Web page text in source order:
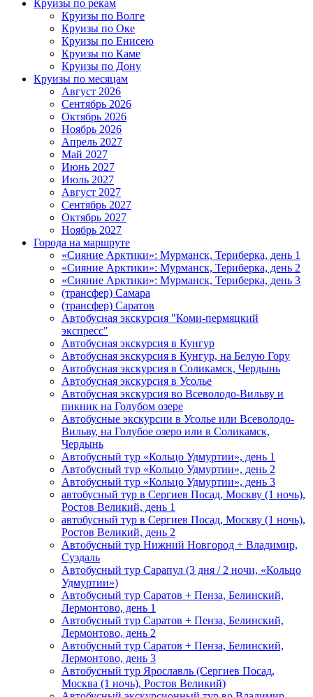
Круизы по рекам
Круизы по Волге
Круизы по Оке
Круизы по Енисею
Круизы по Каме
Круизы по Дону
Круизы по месяцам
Август 2026
Сентябрь 2026
Октябрь 2026
Ноябрь 2026
Апрель 2027
Май 2027
Июнь 2027
Июль 2027
Август 2027
Сентябрь 2027
Октябрь 2027
Ноябрь 2027
Города на маршруте
«Сияние Арктики»: Мурманск, Териберка, день 1
«Сияние Арктики»: Мурманск, Териберка, день 2
«Сияние Арктики»: Мурманск, Териберка, день 3
(трансфер) Самара
(трансфер) Саратов
Автобусная экскурсия "Коми-пермяцкий
экспресс"
Автобусная экскурсия в Кунгур
Автобусная экскурсия в Кунгур, на Белую Гору
Автобусная экскурсия в Соликамск, Чердынь
Автобусная экскурсия в Усолье
Автобусная экскурсия во Всеволодо-Вильву и
пикник на Голубом озере
Автобусные экскурсии в Усолье или Всеволодо-
Вильву, на Голубое озеро или в Соликамск,
Чердынь
Автобусный тур «Кольцо Удмуртии», день 1
Автобусный тур «Кольцо Удмуртии», день 2
Автобусный тур «Кольцо Удмуртии», день 3
автобусный тур в Сергиев Посад, Москву (1 ночь),
Ростов Великий, день 1
автобусный тур в Сергиев Посад, Москву (1 ночь),
Ростов Великий, день 2
Автобусный тур Нижний Новгород + Владимир,
Суздаль
Автобусный тур Сарапул (3 дня / 2 ночи, «Кольцо
Удмуртии»)
Автобусный тур Саратов + Пенза, Белинский,
Лермонтово, день 1
Автобусный тур Саратов + Пенза, Белинский,
Лермонтово, день 2
Автобусный тур Саратов + Пенза, Белинский,
Лермонтово, день 3
Автобусный тур Ярославль (Сергиев Посад,
Москва (1 ночь), Ростов Великий)